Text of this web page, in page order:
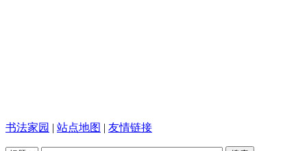
书法家园 | 站点地图 | 友情链接